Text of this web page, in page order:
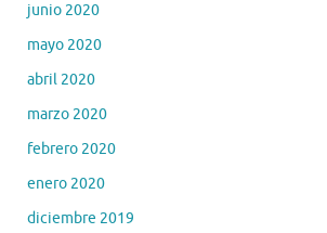
junio 2020
mayo 2020
abril 2020
marzo 2020
febrero 2020
enero 2020
diciembre 2019